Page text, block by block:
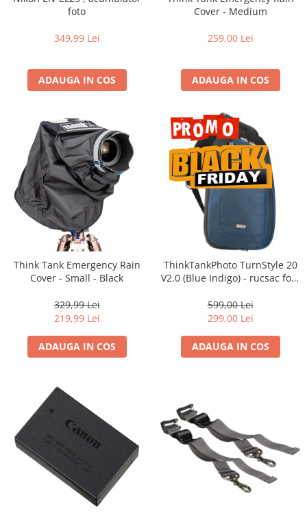
Accesorii diverse
foto
349,99 Lei
ADAUGA IN COS
Cover - Medium
259,00 Lei
ADAUGA IN COS
Think Tank Emergency Rain
Cover - Small - Black
329,99 Lei
219,99 Lei
ADAUGA IN COS
ThinkTankPhoto TurnStyle 20
V2.0 (Blue Indigo) - rucsac foto
599,00 Lei
299,00 Lei
ADAUGA IN COS